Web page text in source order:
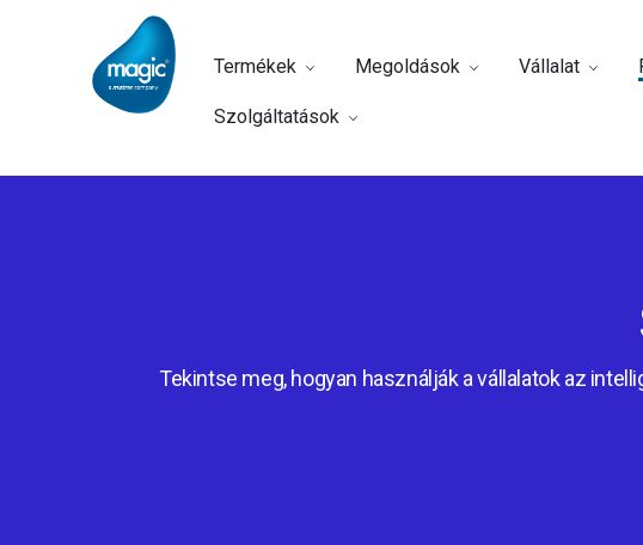
Termékek Megoldások Vállalat
Szolgáltatások
Tekintse meg, hogyan használják a vállalatok az